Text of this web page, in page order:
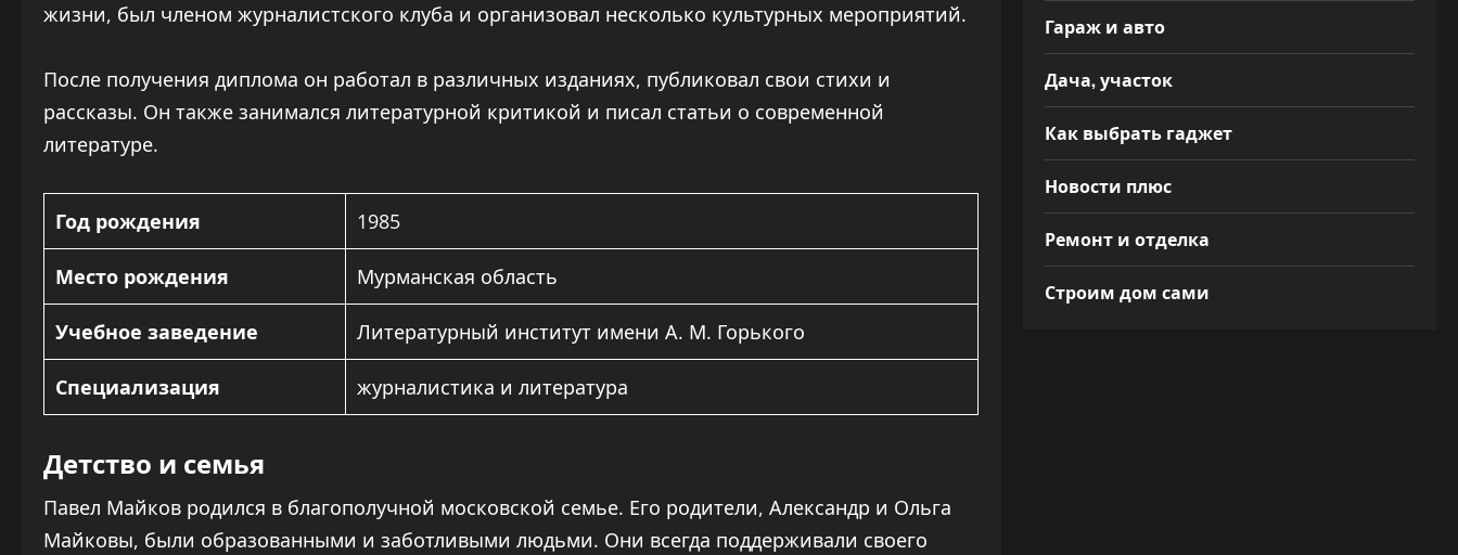
жизни, был членом журналистского клуба и организовал несколько культурных мероприятий.
После получения диплома он работал в различных изданиях, публиковал свои стихи и
рассказы. Он также занимался литературной критикой и писал статьи о современной
литературе.
Год рождения 1985
Место рождения Мурманская область
Учебное заведение Литературный институт имени А. М. Горького
Специализация журналистика и литература
Детство и семья
Павел Майков родился в благополучной московской семье. Его родители, Александр и Ольга
Майковы, были образованными и заботливыми людьми. Они всегда поддерживали своего
Гараж и авто
Дача, участок
Как выбрать гаджет
Новости плюс
Ремонт и отделка
Строим дом сами